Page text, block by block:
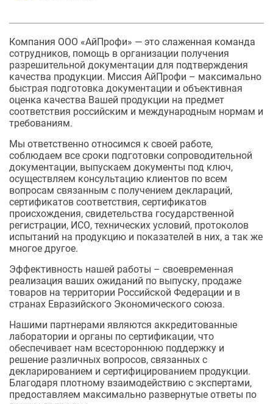
Компания ООО «АйПрофи» — это слаженная команда
сотрудников, помощь в организации получения
разрешительной документации для подтверждения
качества продукции. Миссия АйПрофи – максимально
быстрая подготовка документации и объективная
оценка качества Вашей продукции на предмет
соответствия российским и международным нормам и
требованиям.
Мы ответственно относимся к своей работе,
соблюдаем все сроки подготовки сопроводительной
документации, выпускаем документы под ключ,
осуществляем консультацию клиентов по всем
вопросам связанным с получением деклараций,
сертификатов соответствия, сертификатов
происхождения, свидетельства государственной
регистрации, ИСО, технических условий, протоколов
испытаний на продукцию и показателей в них, а так же
многое другое.
Эффективность нашей работы – своевременная
реализация ваших ожиданий по выпуску, продаже
товаров на территории Российской Федерации и в
странах Евразийского Экономического союза.
Нашими партнерами являются аккредитованные
лаборатории и органы по сертификации, что
обеспечивает нам всестороннюю поддержку и
решение различных вопросов, связанных с
декларированием и сертифицированием продукции.
Благодаря плотному взаимодействию с экспертами,
предоставляем максимально развернутые ответы по